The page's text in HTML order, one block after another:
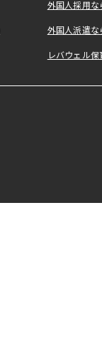
外国人採用
外国人派遣な
レバウェル